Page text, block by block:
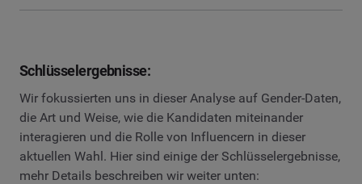
Schlüsselergebnisse:
Wir fokussierten uns in dieser Analyse auf Gender-Daten,
die Art und Weise, wie die Kandidaten miteinander
interagieren und die Rolle von Influencern in dieser
aktuellen Wahl. Hier sind einige der Schlüsselergebnisse,
mehr Details beschreiben wir weiter unten: